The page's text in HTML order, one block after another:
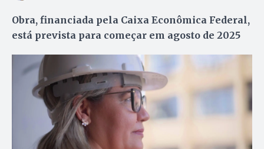
Obra, financiada pela Caixa Econômica Federal,
está prevista para começar em agosto de 2025